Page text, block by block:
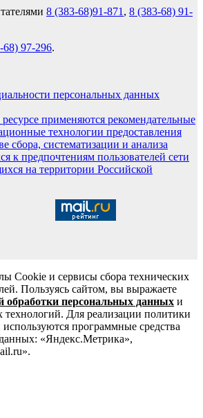
8 (383-68)91-871 , 8 (383-68) 91-
68) 97-296.
персональных данных
применяются рекомендательные
технологии предоставления
сбора, систематизации и анализа
к предпочтениям пользователей сети
на территории Российской
Cookie и сервисы сбора технических
Пользуясь сайтом, вы выражаете
обработки персональных данных и
Для реализации политики
программные средства
«Яндекс.Метрика»,